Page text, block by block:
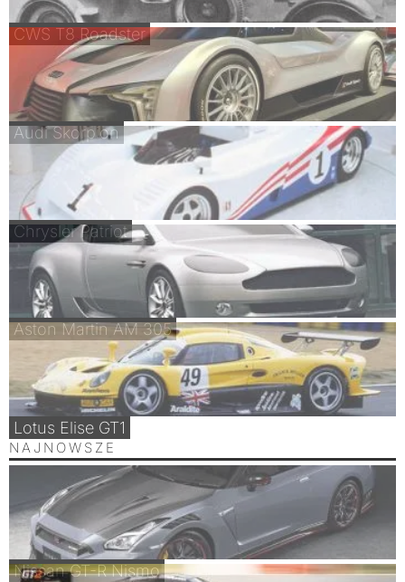
CWS T8 Roadster
Audi Skorpion
Chrysler Patriot
Aston Martin AM 305
Lotus Elise GT1
NAJNOWSZE
Nissan GT-R Nismo